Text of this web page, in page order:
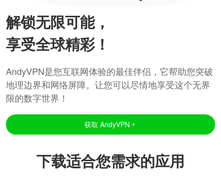
解锁无限可能，
享受全球精彩！
AndyVPN是您互联网体验的最佳伴侣，它帮助您突破
地理边界和网络屏障。让您可以尽情地享受这个无界
限的数字世界！
获取 AndyVPN
下载适合您需求的应用